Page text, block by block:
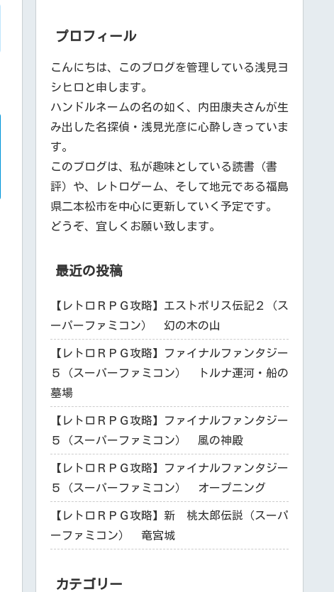
プロフィール
こんにちは、このブログを管理している浅見ヨ
シヒロと申します。
ハンドルネームの名の如く、内田康夫さんが生
み出した名探偵・浅見光彦に心酔しきっていま
す。
このブログは、私が趣味としている読書（書
評）や、レトロゲーム、そして地元である福島
県二本松市を中心に更新していく予定です。
どうぞ、宜しくお願い致します。
最近の投稿
【レトロＲＰＧ攻略】エストポリス伝記２（ス
ーパーファミコン） 幻の木の山
【レトロＲＰＧ攻略】ファイナルファンタジー
５（スーパーファミコン） トルナ運河・船の
墓場
【レトロＲＰＧ攻略】ファイナルファンタジー
５（スーパーファミコン） 風の神殿
【レトロＲＰＧ攻略】ファイナルファンタジー
５（スーパーファミコン） オープニング
【レトロＲＰＧ攻略】新 桃太郎伝説（スーパ
ーファミコン） 竜宮城
カテゴリー